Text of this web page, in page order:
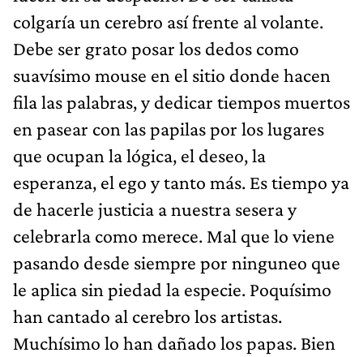
colgaría un cerebro así frente al volante.
Debe ser grato posar los dedos como
suavísimo mouse en el sitio donde hacen
fila las palabras, y dedicar tiempos muertos
en pasear con las papilas por los lugares
que ocupan la lógica, el deseo, la
esperanza, el ego y tanto más. Es tiempo ya
de hacerle justicia a nuestra sesera y
celebrarla como merece. Mal que lo viene
pasando desde siempre por ninguneo que
le aplica sin piedad la especie. Poquísimo
han cantado al cerebro los artistas.
Muchísimo lo han dañado los papas. Bien